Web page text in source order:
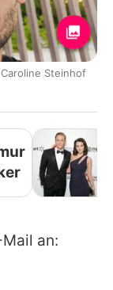
Steinhof
an: